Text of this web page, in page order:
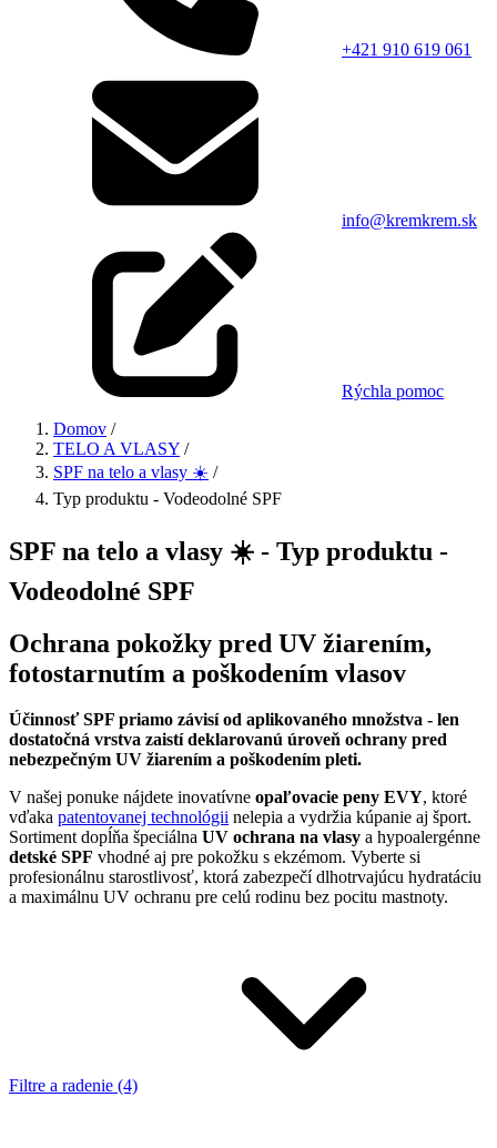
+421 910 619 061
info@kremkrem.sk
Rýchla pomoc
Domov /
TELO A VLASY /
SPF na telo a vlasy ☀️ /
Typ produktu - Vodeodolné SPF
SPF na telo a vlasy ☀️ - Typ produktu -
Vodeodolné SPF
Ochrana pokožky pred UV žiarením,
fotostarnutím a poškodením vlasov
Účinnosť SPF priamo závisí od aplikovaného množstva - len
dostatočná vrstva zaistí deklarovanú úroveň ochrany pred
nebezpečným UV žiarením a poškodením pleti.
V našej ponuke nájdete inovatívne opaľovacie peny EVY, ktoré
vďaka patentovanej technológii nelepia a vydržia kúpanie aj šport.
Sortiment dopĺňa špeciálna UV ochrana na vlasy a hypoalergénne
detské SPF vhodné aj pre pokožku s ekzémom. Vyberte si
profesionálnu starostlivosť, ktorá zabezpečí dlhotrvajúcu hydratáciu
a maximálnu UV ochranu pre celú rodinu bez pocitu mastnoty.
Filtre a radenie (4)